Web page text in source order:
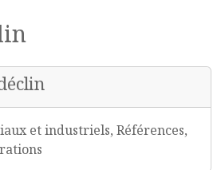
et industriels, Références,